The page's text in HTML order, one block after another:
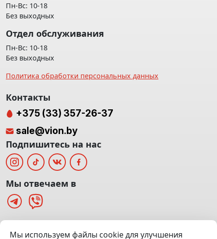
(Офис: 5 этаж | Осмотр авто: 5 этаж)
Пн-Вс: 10-18
Без выходных
Отдел обслуживания
Пн-Вс: 10-18
Без выходных
Политика обработки персональных данных
Мы используем файлы cookie для улучшения
Контакты
+375 (33) 357-26-37
sale@vion.by
Подпишитесь на нас
Мы отвечаем в